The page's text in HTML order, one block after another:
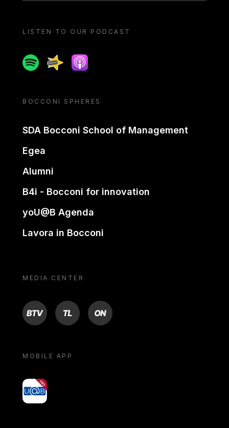
LISTEN TO OUR PODCAST
SpotifySpreakerApple podcast
BOCCONI SPHERES
SDA Bocconi School of Management
Egea
Alumni
B4i - Bocconi for innovation
yoU@B Agenda
Lavora in Bocconi
MEDIA CENTER
BTV TL ON
MOBILE APP
yoU@B